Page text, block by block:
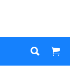
 